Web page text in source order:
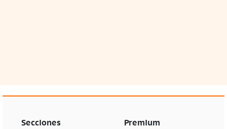
Secciones Premium